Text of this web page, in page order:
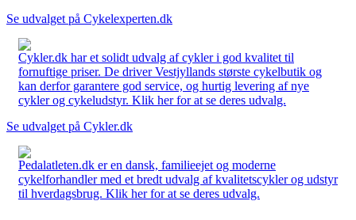
Se udvalget på Cykelexperten.dk
Cykler.dk har et solidt udvalg af cykler i god kvalitet til
fornuftige priser. De driver Vestjyllands største cykelbutik og
kan derfor garantere god service, og hurtig levering af nye
cykler og cykeludstyr. Klik her for at se deres udvalg.
Se udvalget på Cykler.dk
Pedalatleten.dk er en dansk, familieejet og moderne
cykelforhandler med et bredt udvalg af kvalitetscykler og udstyr
til hverdagsbrug. Klik her for at se deres udvalg.